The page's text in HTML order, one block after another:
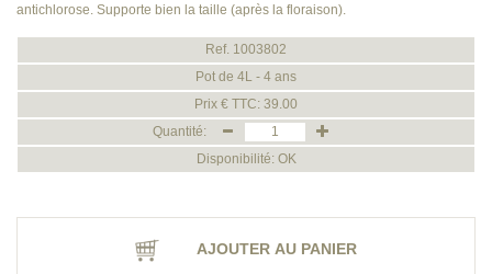
antichlorose. Supporte bien la taille (après la floraison).
Ref. 1003802
Pot de 4L - 4 ans
Prix € TTC: 39.00
Quantité:
Disponibilité: OK
AJOUTER AU PANIER